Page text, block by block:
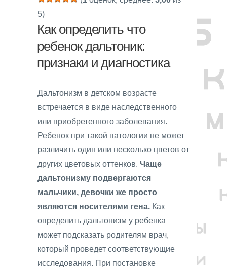
5)
Как определить что
ребенок дальтоник:
признаки и диагностика
Дальтонизм в детском возрасте
встречается в виде наследственного
или приобретенного заболевания.
Ребенок при такой патологии не может
различить один или несколько цветов от
других цветовых оттенков. Чаще
дальтонизму подвергаются
мальчики, девочки же просто
являются носителями гена. Как
определить дальтонизм у ребенка
может подсказать родителям врач,
который проведет соответствующие
исследования. При постановке